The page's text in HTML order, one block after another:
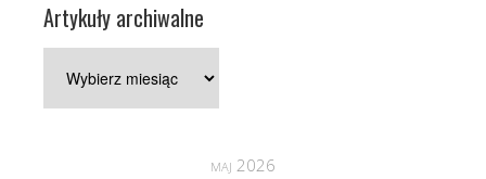
Artykuły archiwalne
archiwalne
maj 2026